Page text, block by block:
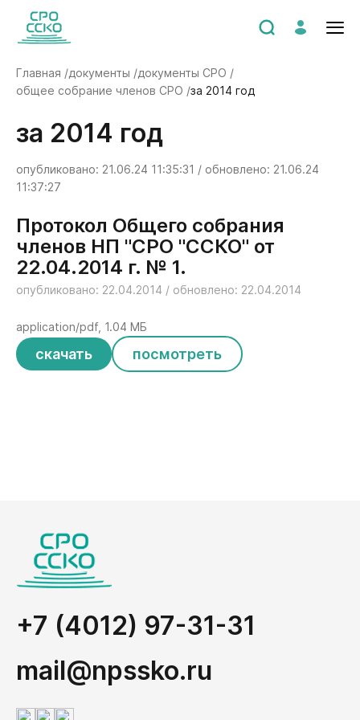
Главная /документы /документы СРО /
общее собрание членов СРО /за 2014 год
за 2014 год
опубликовано: 21.06.24 11:35:31 / обновлено: 21.06.24
11:37:27
Протокол Общего собрания
членов НП "СРО "ССКО" от
22.04.2014 г. № 1.
опубликовано: 22.04.2014 / обновлено: 22.04.2014
скачать посмотреть
application/pdf, 1.04 МБ
+7 (4012) 97-31-31
mail@npssko.ru